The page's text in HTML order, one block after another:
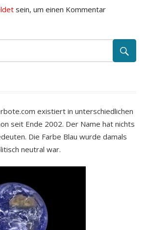
sein, um einen Kommentar
existiert in unterschiedlichen
seit Ende 2002. Der Name hat nichts
Die Farbe Blau wurde damals
neutral war.